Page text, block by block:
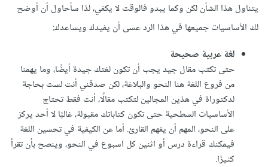
يتناول هذا الشأن لكن وكما يبدو فالوقت لا يكفي، لذا سأحاول أن أوضح
لك الأساسيات جميعها في هذا الرد عسى أن يفيدك ويساعدك:
لغة عربية صحيحة
حتى تكتب مقال جيد يجب أن تكون لغتك جيدة أيضًا، وما يهمنا
من فروع اللغة هنا النحو والبلاغة، لكن صدقني أنت لست بحاجة
لدكتوراة في هذين المجالين لتكتب مقالًا، أنت فقط تحتاج
الأساسيات السطحية حتى تكون كتاباتك مقبولة، غالبًا لا أحد يركز
على النحو، المهم أن يفهم القارئ. أما عن الكيفية في تحسين اللغة
فيمكنك قراءة درس أو اثنين كل اسبوع في النحو، وينصح بأن تقرأ
كثيرًا.